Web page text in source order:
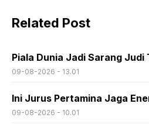
Related Post
Piala Dunia Jadi Sarang Judi
09-08-2026 - 13.01
Ini Jurus Pertamina Jaga
09-08-2026 - 10.01